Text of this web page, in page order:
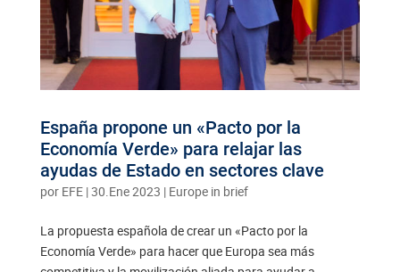
España propone un «Pacto por la
Economía Verde» para relajar las
ayudas de Estado en sectores clave
por EFE|30.Ene 2023 | Europe in brief
La propuesta española de crear un «Pacto por la
Economía Verde» para hacer que Europa sea más